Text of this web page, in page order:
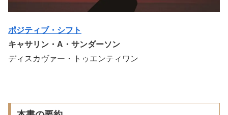
ポジティブ・シフト
キャサリン・A・サンダーソン
ディスカヴァー・トゥエンティワン